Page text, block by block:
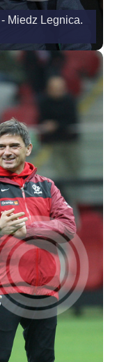
Miedz Legnica.